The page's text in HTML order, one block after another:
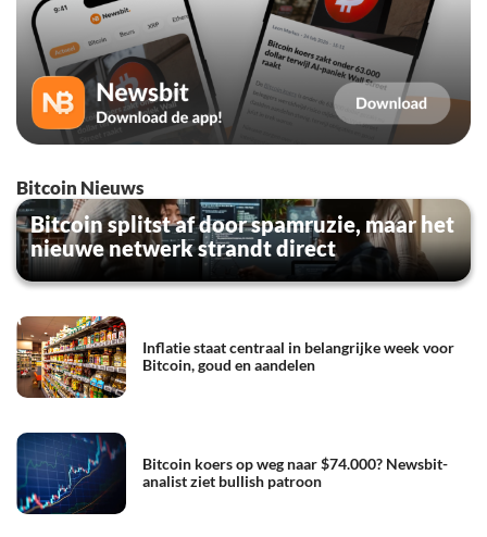
Bitcoin Nieuws
Bitcoin splitst af door spamruzie, maar het
nieuwe netwerk strandt direct
Inflatie staat centraal in belangrijke week voor
Bitcoin, goud en aandelen
Bitcoin koers op weg naar $74.000? Newsbit-
analist ziet bullish patroon